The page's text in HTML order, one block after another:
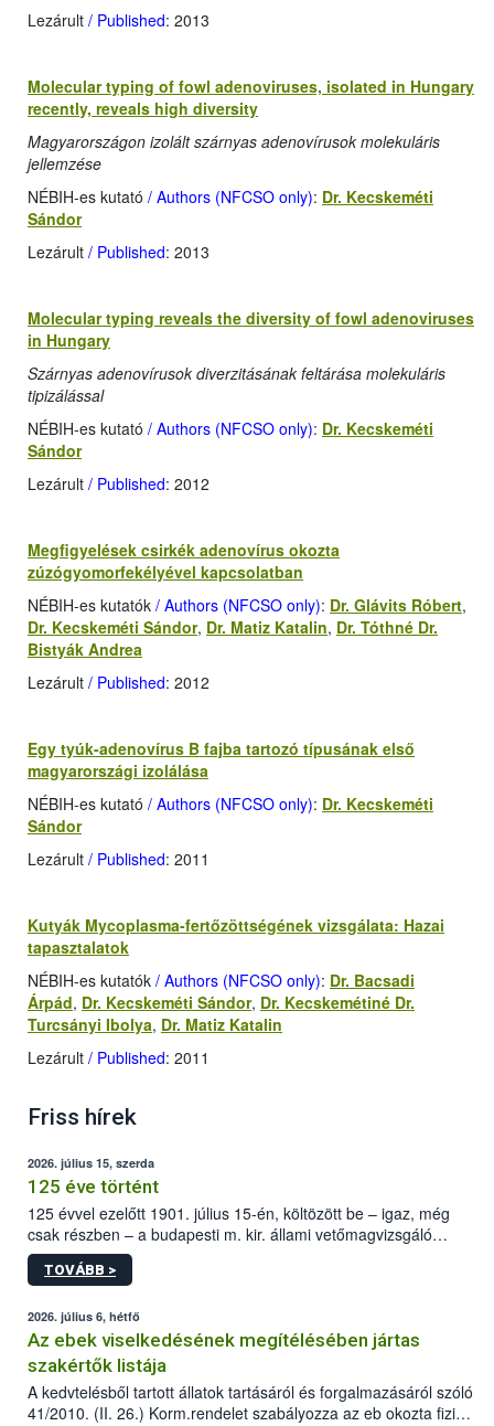
Lezárult / Published: 2013
Molecular typing of fowl adenoviruses, isolated in Hungary
recently, reveals high diversity
Magyarországon izolált szárnyas adenovírusok molekuláris
jellemzése
NÉBIH-es kutató / Authors (NFCSO only): Dr. Kecskeméti
Sándor
Lezárult / Published: 2013
Molecular typing reveals the diversity of fowl adenoviruses
in Hungary
Szárnyas adenovírusok diverzitásának feltárása molekuláris
tipizálással
NÉBIH-es kutató / Authors (NFCSO only): Dr. Kecskeméti
Sándor
Lezárult / Published: 2012
Megfigyelések csirkék adenovírus okozta
zúzógyomorfekélyével kapcsolatban
NÉBIH-es kutatók / Authors (NFCSO only): Dr. Glávits Róbert,
Dr. Kecskeméti Sándor, Dr. Matiz Katalin, Dr. Tóthné Dr.
Bistyák Andrea
Lezárult / Published: 2012
Egy tyúk-adenovírus B fajba tartozó típusának első
magyarországi izolálása
NÉBIH-es kutató / Authors (NFCSO only): Dr. Kecskeméti
Sándor
Lezárult / Published: 2011
Kutyák Mycoplasma-fertőzöttségének vizsgálata: Hazai
tapasztalatok
NÉBIH-es kutatók / Authors (NFCSO only): Dr. Bacsadi
Árpád, Dr. Kecskeméti Sándor, Dr. Kecskemétiné Dr.
Turcsányi Ibolya, Dr. Matiz Katalin
Lezárult / Published: 2011
Friss hírek
2026. július 15, szerda
125 éve történt
125 évvel ezelőtt 1901. július 15-én, költözött be – igaz, még
csak részben – a budapesti m. kir. állami vetőmagvizsgáló
állomás a Kis Rókus utca 15. szám alatti, Czigler Győző által
tervezett új épületébe.
TOVÁBB >
2026. július 6, hétfő
Az ebek viselkedésének megítélésében jártas
szakértők listája
A kedvtelésből tartott állatok tartásáról és forgalmazásáról szóló
41/2010. (II. 26.) Korm.rendelet szabályozza az eb okozta fizikai